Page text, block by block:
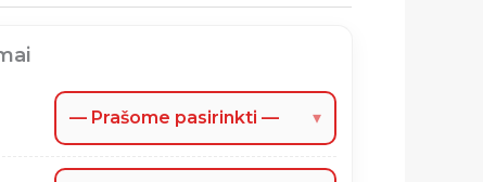
— Prašome pasirinkti — ▾